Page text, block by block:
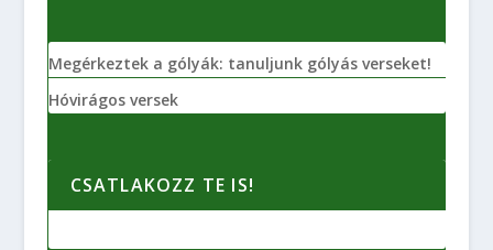
Megérkeztek a gólyák: tanuljunk gólyás verseket!
Hóvirágos versek
CSATLAKOZZ TE IS!